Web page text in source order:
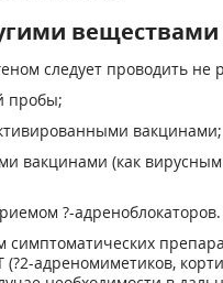
веществами
следует проводить не
пробы;
вакцинами;
вакцинами (как
?-адреноблокаторов.
(?2-адреномиметиков,